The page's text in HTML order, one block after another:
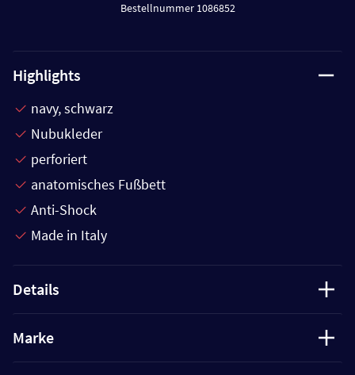
Bestellnummer 1086852
Highlights
navy, schwarz
Nubukleder
perforiert
anatomisches Fußbett
Anti-Shock
Made in Italy
Details
Marke